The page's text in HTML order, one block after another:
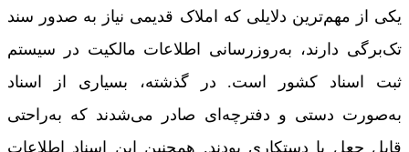
یکی از مهم‌ترین دلایلی که املاک قدیمی نیاز به صدور سند
تک‌برگی دارند، به‌روزرسانی اطلاعات مالکیت در سیستم
ثبت اسناد کشور است. در گذشته، بسیاری از اسناد
به‌صورت دستی و دفترچه‌ای صادر می‌شدند که به‌راحتی
قابل جعل یا دستکاری بودند. همچنین این اسناد اطلاعات